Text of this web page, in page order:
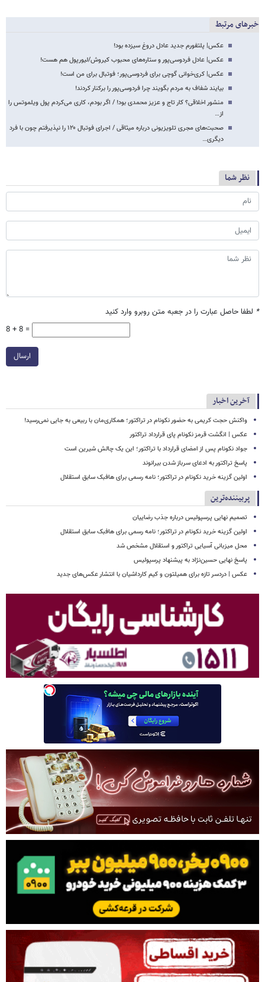
خبرهای مرتبط
عکس| پلتفورم جدید عادل دروغ سیزده بود!
عکس| عادل فردوسی‌پور و ستاره‌های محبوب کیروش/لیورپول هم هست!
عکس| کری‌خوانی گوچی برای فردوسی‌پور؛ فوتبال برای من است!
بیایند شفاف به مردم بگویند چرا فردوسی‌پور را برکنار کردند!
منشور اخلاقی؟ کار تاج و عزیز محمدی بود! / اگر بودم، کاری می‌کردم پول ویلموتس را
از…
صحبت‌های مجری تلویزیونی درباره میثاقی / اجرای فوتبال ۱۲۰ را نپذیرفتم چون با فرد
دیگری…
نظر شما
* لطفا حاصل عبارت را در جعبه متن روبرو وارد کنید
8 + 8 =
ارسال
آخرین اخبار
واکنش حجت کریمی به حضور نکونام در تراکتور؛ همکاری‌مان با ربیعی به جایی نمی‌رسید!
عکس | انگشت قرمز نکونام پای قرارداد تراکتور
جواد نکونام پس از امضای قرارداد با تراکتور؛ این یک چالش شیرین است
پاسخ تراکتور به ادعای سرباز شدن بیرانوند
اولین گزینه خرید نکونام در تراکتور؛ نامه رسمی برای هافبک سابق استقلال
پربیننده‌ترین
تصمیم نهایی پرسپولیس درباره جذب رضاییان
اولین گزینه خرید نکونام در تراکتور؛ نامه رسمی برای هافبک سابق استقلال
محل میزبانی آسیایی تراکتور و استقلال مشخص شد
پاسخ نهایی حسین‌نژاد به پیشنهاد پرسپولیس
عکس | دردسر تازه برای همیلتون و کیم کارداشیان با انتشار عکس‌های جدید